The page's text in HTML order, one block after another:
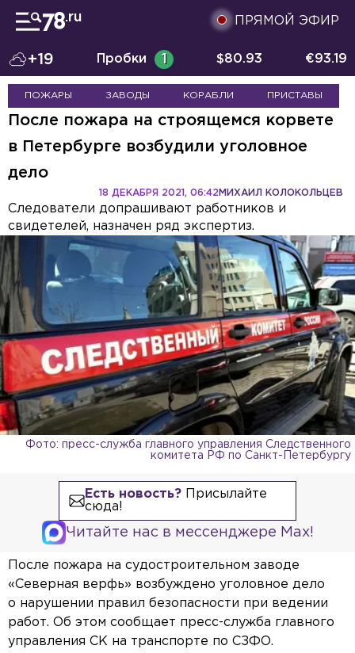
ПРЯМОЙ ЭФИР
+19 Пробки 1 $80.93 €93.19
ПОЖАРЫ ЗАВОДЫ КОРАБЛИ ПРИСТАВЫ
После пожара на строящемся корвете
в Петербурге возбудили уголовное
дело
МИХАИЛ КОЛОКОЛЬЦЕВ
18 ДЕКАБРЯ 2021, 06:42
Следователи допрашивают работников и
свидетелей, назначен ряд экспертиз.
Фото: пресс-служба главного управления Следственного
комитета РФ по Санкт-Петербургу
Есть новость?Присылайте
сюда!
Читайте нас в мессенджере Max!
После пожара на судостроительном заводе
«Северная верфь» возбуждено уголовное дело
о нарушении правил безопасности при ведении
работ. Об этом сообщает пресс-служба главного
управления СК на транспорте по СЗФО.